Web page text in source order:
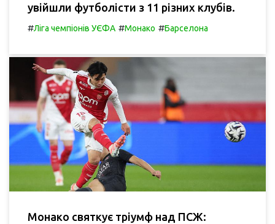
увійшли футболісти з 11 різних клубів.
#Ліга чемпіонів УЄФА #Монако #Барселона
Монако святкує тріумф над ПСЖ: